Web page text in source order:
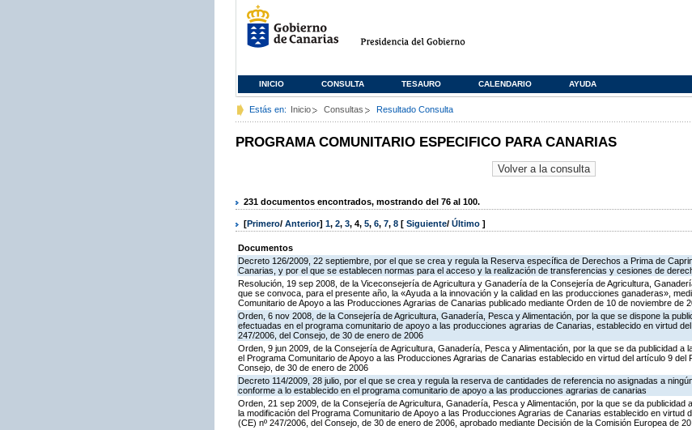
INICIO CONSULTA TESAURO CALENDARIO AYUDA
Estás en: Inicio Consultas Resultado Consulta
PROGRAMA COMUNITARIO ESPECIFICO PARA CANARIAS
231 documentos encontrados, mostrando del 76 al 100.
[Primero/ Anterior] 1, 2, 3, 4, 5, 6, 7, 8 [ Siguiente/ Último ]
Documentos
Decreto 126/2009, 22 septiembre, por el que se crea y regula la Reserva específica de Derechos a Prima de
Canarias, y por el que se establecen normas para el acceso y la realización de transferencias y cesiones de
Resolución, 19 sep 2008, de la Viceconsejería de Agricultura y Ganadería de la Consejería de Agricultura,
que se convoca, para el presente año, la «Ayuda a la innovación y la calidad en las producciones ganaderas»,
Comunitario de Apoyo a las Producciones Agrarias de Canarias publicado mediante Orden de 10 de noviembre de
Orden, 6 nov 2008, de la Consejería de Agricultura, Ganadería, Pesca y Alimentación, por la que se dispone la
efectuadas en el programa comunitario de apoyo a las producciones agrarias de Canarias, establecido en virtud
247/2006, del Consejo, de 30 de enero de 2006
Orden, 9 jun 2009, de la Consejería de Agricultura, Ganadería, Pesca y Alimentación, por la que se da publicidad a
el Programa Comunitario de Apoyo a las Producciones Agrarias de Canarias establecido en virtud del artículo 9 del
Consejo, de 30 de enero de 2006
Decreto 114/2009, 28 julio, por el que se crea y regula la reserva de cantidades de referencia no asignadas a
conforme a lo establecido en el programa comunitario de apoyo a las producciones agrarias de canarias
Orden, 21 sep 2009, de la Consejería de Agricultura, Ganadería, Pesca y Alimentación, por la que se da publicidad
la modificación del Programa Comunitario de Apoyo a las Producciones Agrarias de Canarias establecido en virtud
(CE) nº 247/2006, del Consejo, de 30 de enero de 2006, aprobado mediante Decisión de la Comisión Europea de